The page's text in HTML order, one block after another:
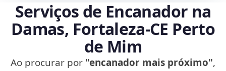
Serviços de Encanador na
Damas, Fortaleza‑CE Perto
de Mim
Ao procurar por "encanador mais próximo",